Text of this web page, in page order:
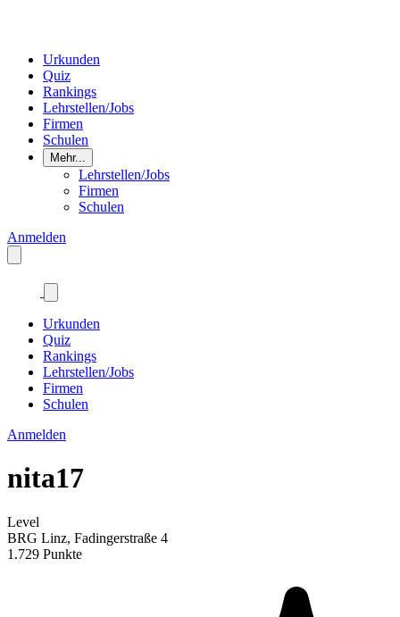
Urkunden
Quiz
Rankings
Lehrstellen/Jobs
Firmen
Schulen
Mehr...
Lehrstellen/Jobs
Firmen
Schulen
Anmelden
Urkunden
Quiz
Rankings
Lehrstellen/Jobs
Firmen
Schulen
Anmelden
nita17
Level
BRG Linz, Fadingerstraße 4
1.729 Punkte